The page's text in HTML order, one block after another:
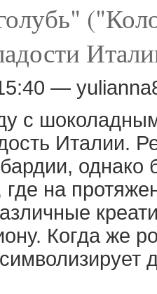
—
с
Италии.
однако
где на
Когда же